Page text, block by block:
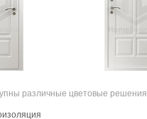
различные цветовые решения